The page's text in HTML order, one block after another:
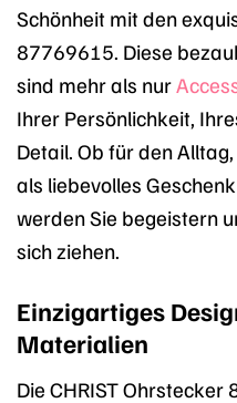
Schönheit mit den
87769615. Diese
sind mehr als nur
Ihrer Persönlichkeit,
Detail. Ob für den
als liebevolles
werden Sie begeistern
sich ziehen.
Einzigartiges
Materialien
Die CHRIST